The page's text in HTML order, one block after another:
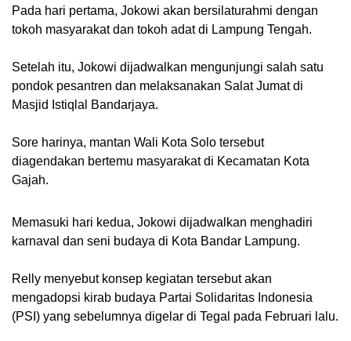
Pada hari pertama, Jokowi akan bersilaturahmi dengan
tokoh masyarakat dan tokoh adat di Lampung Tengah.
Setelah itu, Jokowi dijadwalkan mengunjungi salah satu
pondok pesantren dan melaksanakan Salat Jumat di
Masjid Istiqlal Bandarjaya.
Sore harinya, mantan Wali Kota Solo tersebut
diagendakan bertemu masyarakat di Kecamatan Kota
Gajah.
Memasuki hari kedua, Jokowi dijadwalkan menghadiri
karnaval dan seni budaya di Kota Bandar Lampung.
Relly menyebut konsep kegiatan tersebut akan
mengadopsi kirab budaya Partai Solidaritas Indonesia
(PSI) yang sebelumnya digelar di Tegal pada Februari lalu.